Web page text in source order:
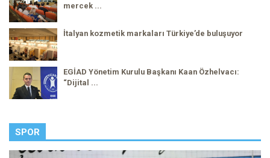
mercek ...
İtalyan kozmetik markaları Türkiye’de buluşuyor
EGİAD Yönetim Kurulu Başkanı Kaan Özhelvacı:
“Dijital ...
SPOR